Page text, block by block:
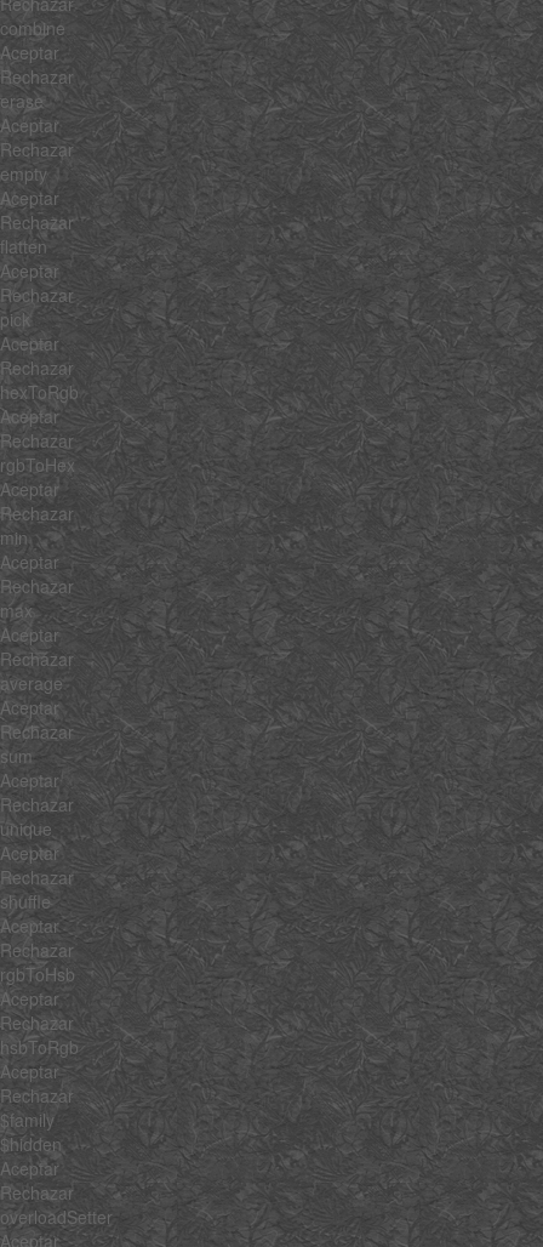
combine
Aceptar
Rechazar
erase
Aceptar
Rechazar
empty
Aceptar
Rechazar
flatten
Aceptar
Rechazar
pick
Aceptar
Rechazar
hexToRgb
Aceptar
Rechazar
rgbToHex
Aceptar
Rechazar
min
Aceptar
Rechazar
max
Aceptar
Rechazar
average
Aceptar
Rechazar
sum
Aceptar
Rechazar
unique
Aceptar
Rechazar
shuffle
Aceptar
Rechazar
rgbToHsb
Aceptar
Rechazar
hsbToRgb
Aceptar
Rechazar
$family
$hidden
Aceptar
Rechazar
overloadSetter
Aceptar